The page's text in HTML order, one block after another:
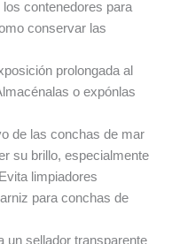
contenedores para
conservar las
prolongada al
o expónlas
de las conchas de mar
su brillo, especialmente
limpiadores
para conchas de
un sellador transparente